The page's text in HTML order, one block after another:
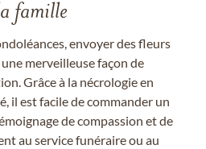
famille
envoyer des fleurs
merveilleuse façon de
Grâce à la nécrologie en
il est facile de commander un
de compassion et de
au service funéraire ou au